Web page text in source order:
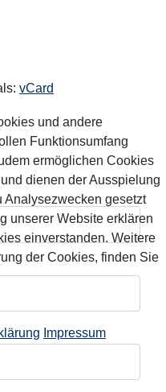
vCard
und andere
Funktionsumfang
ermöglichen Cookies
dienen der Ausspielung
Analysezwecken gesetzt
unserer Website erklären
einverstanden. Weitere
der Cookies, finden Sie
Impressum